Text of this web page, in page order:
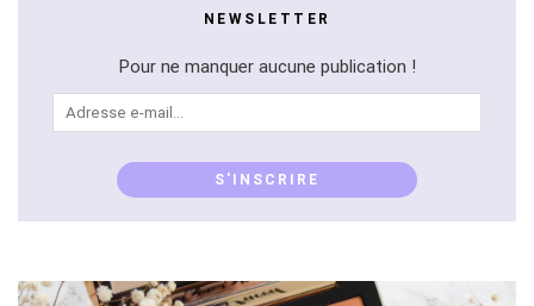
NEWSLETTER
Pour ne manquer aucune publication !
Adresse
e-
S'INSCRIRE